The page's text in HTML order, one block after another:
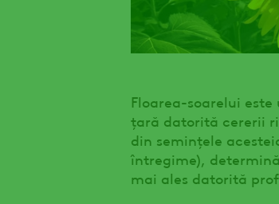
Floarea-soarelui
țară datorită cererii
din semințele
întregime),
mai ales datorită